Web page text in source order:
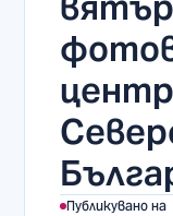
Публикувано на